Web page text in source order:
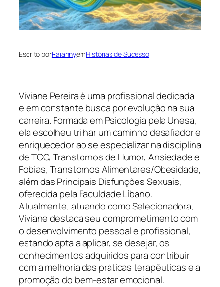
Escrito porRaiannyemHistórias de Sucesso
Viviane Pereira é uma profissional dedicada
e em constante busca por evolução na sua
carreira. Formada em Psicologia pela Unesa,
ela escolheu trilhar um caminho desafiador e
enriquecedor ao se especializar na disciplina
de TCC, Transtornos de Humor, Ansiedade e
Fobias, Transtornos Alimentares/Obesidade,
além das Principais Disfunções Sexuais,
oferecida pela Faculdade Líbano.
Atualmente, atuando como Selecionadora,
Viviane destaca seu comprometimento com
o desenvolvimento pessoal e profissional,
estando apta a aplicar, se desejar, os
conhecimentos adquiridos para contribuir
com a melhoria das práticas terapêuticas e a
promoção do bem-estar emocional.